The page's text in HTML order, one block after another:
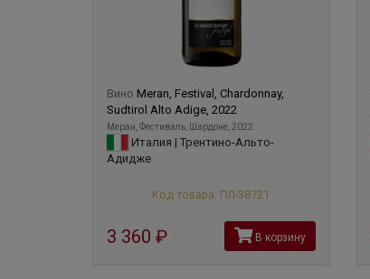
Вино Meran, Festival, Chardonnay,
Sudtirol Alto Adige, 2022
Меран, Фестиваль, Шардоне, 2022
Италия | Трентино-Альто-
Адидже
Код товара: ПЛ-38721
3 360 В корзину